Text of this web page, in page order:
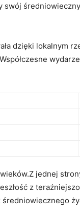
dzięki lokalnym
jednej
z